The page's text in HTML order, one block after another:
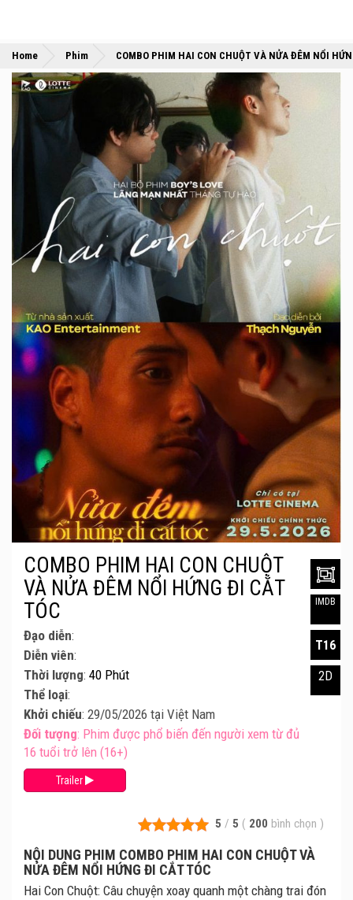
Home Phim COMBO PHIM HAI CON CHUỘT VÀ NỬA ĐÊM NỔI
5 / 5 ( 200 bình chọn )
NỘI DUNG PHIM COMBO PHIM HAI CON CHUỘT VÀ
NỬA ĐÊM NỔI HỨNG ĐI CẮT TÓC
Hai Con Chuột: Câu chuyện xoay quanh một chàng trai đón
COMBO PHIM HAI CON CHUỘT
VÀ NỬA ĐÊM NỔI HỨNG ĐI CẮT
TÓC
Đạo diễn:
Diễn viên:
Thời lượng: 40 Phút
Thể loại:
Khởi chiếu: 29/05/2026 tại Việt Nam
Đối tượng: Phim được phổ biến đến người xem từ đủ
16 tuổi trở lên (16+)
Trailer
IMDB
T16
2D